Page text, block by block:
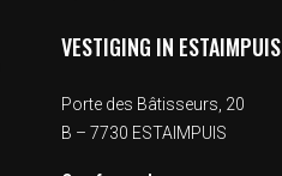
VESTIGING IN ESTAIMPUIS
Porte des Bâtisseurs, 20
B – 7730 ESTAIMPUIS